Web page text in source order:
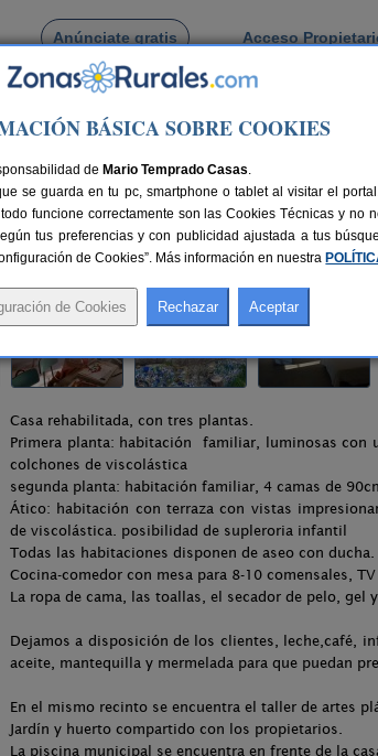
Anúnciate gratis Acceso
pueblo
de Isabel
82 km de Zaragoza Compartir:
Casa rehabilitada, con tres plantas.
Primera planta: habitación familiar, luminosas con
colchones de viscolástica
segunda planta: habitación familiar, 4 camas de
Ático: habitación con terraza con vistas
de viscolástica. posibilidad de supleroria infantil
Todas las habitaciones disponen de aseo con ducha.
Cocina-comedor con mesa para 8-10 comensales,
La ropa de cama, las toallas, el secador de pelo, gel
Dejamos a disposición de los clientes, leche,café,
aceite, mantequilla y mermelada para que puedan
En el mismo recinto se encuentra el taller de artes
Jardín y huerto compartido con los propietarios.
La piscina municipal se encuentra en frente de la
BÁSICA SOBRE COOKIES
de Mario Temprado Casas.
se guarda en tu pc, smartphone o tablet al visitar el
funcione correctamente son las Cookies Técnicas y no
tus preferencias y con publicidad ajustada a tus
de Cookies”. Más información en nuestra